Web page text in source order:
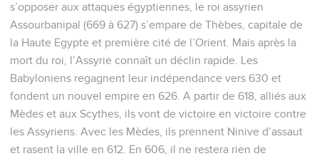
s’opposer aux attaques égyptiennes, le roi assyrien
Assourbanipal (669 à 627) s’empare de Thèbes, capitale de
la Haute Egypte et première cité de l’Orient. Mais après la
mort du roi, l’Assyrie connaît un déclin rapide. Les
Babyloniens regagnent leur indépendance vers 630 et
fondent un nouvel empire en 626. A partir de 618, alliés aux
Mèdes et aux Scythes, ils vont de victoire en victoire contre
les Assyriens. Avec les Mèdes, ils prennent Ninive d’assaut
et rasent la ville en 612. En 606, il ne restera rien de